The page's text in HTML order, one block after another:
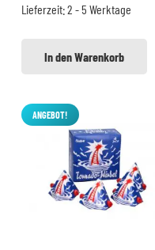
14,88 €11,99 €.
Lieferzeit:2 - 5 Werktage
In den Warenkorb
ANGEBOT!